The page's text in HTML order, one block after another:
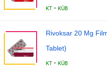
KT - KÜB
Rivoksar 20 Mg
Tablet)
KT - KÜB